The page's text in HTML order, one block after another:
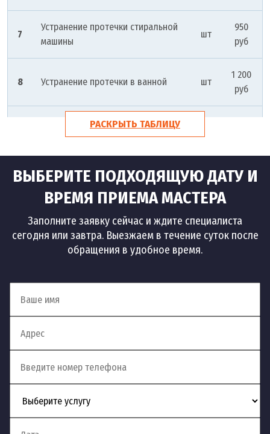
7
Устранение протечки стиральной
машины
шт
950
руб
8 Устранение протечки в ванной шт
1 200
руб
Устранение протечек батареи
РАСКРЫТЬ ТАБЛИЦУ
ВЫБЕРИТЕ ПОДХОДЯЩУЮ ДАТУ И
ВРЕМЯ ПРИЕМА МАСТЕРА
Заполните заявку сейчас и ждите специалиста
сегодня или завтра. Выезжаем в течение суток после
обращения в удобное время.